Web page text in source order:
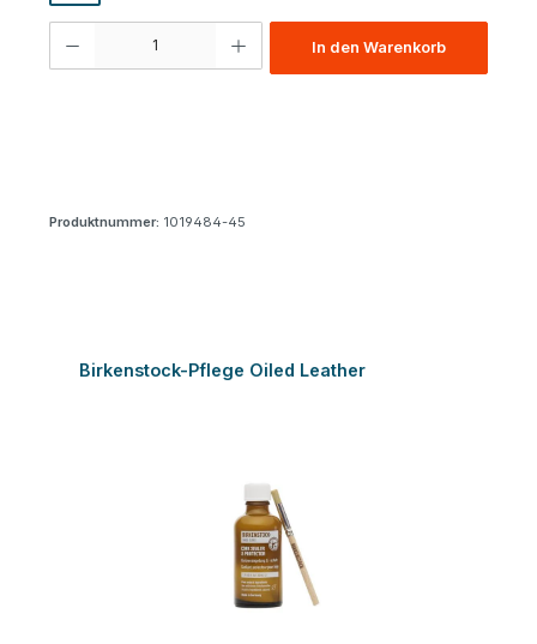
Produkt Anzahl: Gib den gewünschten Wert ein oder benutze die
In den Warenkorb
Produktnummer: 1019484-45
Produktgalerie überspringen
Birkenstock-Pflege Oiled Leather